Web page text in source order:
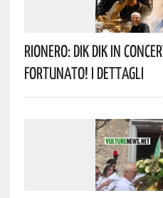
Rionero: DIK DIK In
Fortunato! I Dettagli